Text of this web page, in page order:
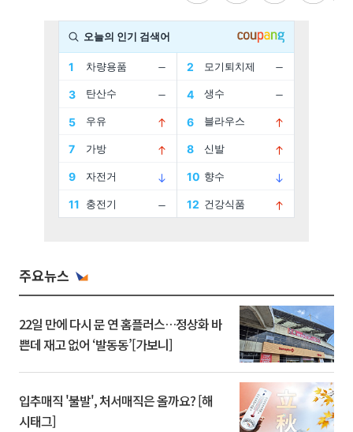
주요뉴스
22일 만에 다시 문 연 홈플러스…정상화 바
쁜데 재고 없어 ‘발동동’[가보니]
입추매직 '불발', 처서매직은 올까요? [해
시태그]